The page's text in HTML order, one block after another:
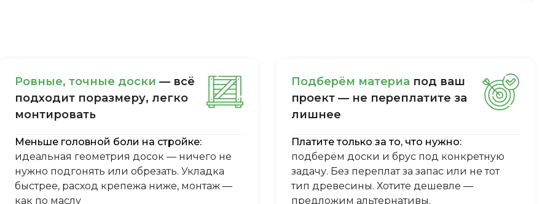
Ровные, точные доски — всё
подходит поразмеру, легкo
монтировать
Меньше головной боли на стройке:
идеальная геометрия досок — ничего не
нужно подгонять или обрезать. Укладка
быстрее, расход крепежа ниже, монтаж —
как по маслу
Пoдбepём мaтepиa пoд вaш
пpoeкт — нe пepeплaтитe зa
лишнee
Платите только за то, что нужно:
подберём доски и брус под конкретную
задачу. Без переплат за запас или не тот
тип древесины. Хотите дешевле —
предложим альтернативы.